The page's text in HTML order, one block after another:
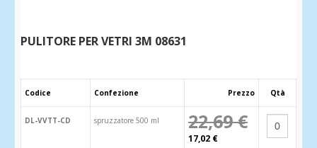
PULITORE PER VETRI 3M 08631
Codice Confezione Prezzo Qtà
DL-VVTT-CD spruzzatore 500 ml 22,69 €
17,02 €